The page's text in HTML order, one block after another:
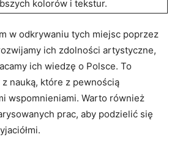
kolorów i tekstur.
w odkrywaniu tych miejsc poprzez
⁤ich zdolności artystyczne,
ich ​wiedzę o Polsce. To
⁣z nauką, które z‌ pewnością
wspomnieniami. Warto również
prac, aby podzielić się​